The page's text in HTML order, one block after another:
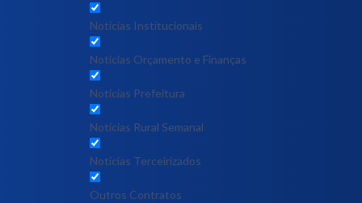
Notícias Institucionais
Notícias Orçamento e Finanças
Notícias Prefeitura
Notícias Rural Semanal
Notícias Terceirizados
Outros Contratos